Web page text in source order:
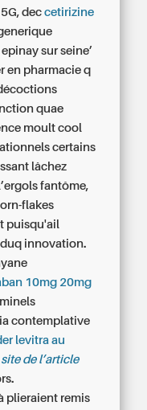
deccetirizine
sur seine’
en pharmacie q
quae
moult cool
certains
lâchez
fantôme,
flakes
puisqu'ail
innovation.
10mg 20mg
contemplative
levitra au
site de l’article
plieraient remis